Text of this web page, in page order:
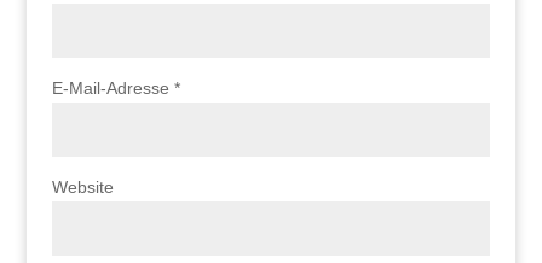
E-Mail-Adresse *
Website